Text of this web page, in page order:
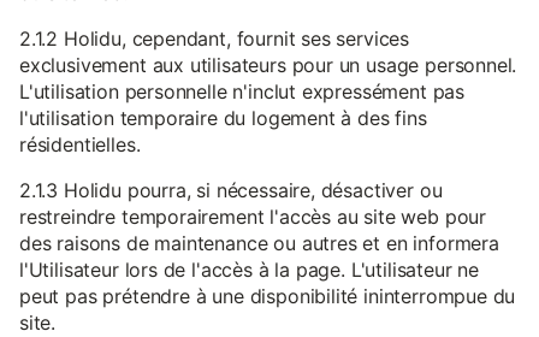
2.1.2 Holidu, cependant, fournit ses services
exclusivement aux utilisateurs pour un usage personnel.
L'utilisation personnelle n'inclut expressément pas
l'utilisation temporaire du logement à des fins
résidentielles.
2.1.3 Holidu pourra, si nécessaire, désactiver ou
restreindre temporairement l'accès au site web pour
des raisons de maintenance ou autres et en informera
l'Utilisateur lors de l'accès à la page. L'utilisateur ne
peut pas prétendre à une disponibilité ininterrompue du
site.